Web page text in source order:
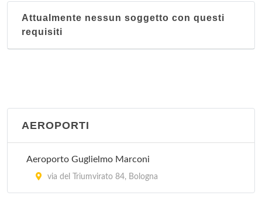
Attualmente nessun soggetto con questi
requisiti
AEROPORTI
Aeroporto Guglielmo Marconi
via del Triumvirato 84, Bologna